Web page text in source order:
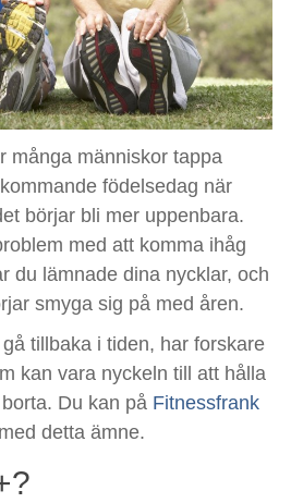
många människor tappa
födelsedag när
börjar bli mer uppenbara.
med att komma ihåg
du lämnade dina nycklar, och
smyga sig på med åren.
tillbaka i tiden, har forskare
kan vara nyckeln till att hålla
Du kan på Fitnessfrank
detta ämne.